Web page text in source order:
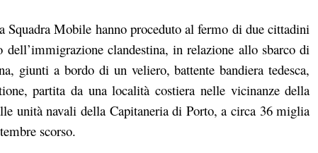
Squadra Mobile hanno proceduto al fermo di due cittadini
clandestina, in relazione allo sbarco di
giunti a bordo di un veliero, battente bandiera tedesca,
partita da una località costiera nelle vicinanze della
unità navali della Capitaneria di Porto, a circa 36 miglia
scorso.